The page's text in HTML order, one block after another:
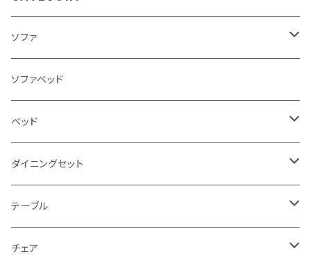
ソファ
3人掛け
2.5人掛け
2人掛け
1人掛け
カウチソファ
ソファベッド
ベッド
シングルサイズ以下（フレームのみ）
セミダブルサイズ（フレームのみ）
ダブルサイズ（フレームのみ）
ダイニングセット
ダイニング3点セット以下
ダイニング4点セット
テーブル
センターテーブル
チェア